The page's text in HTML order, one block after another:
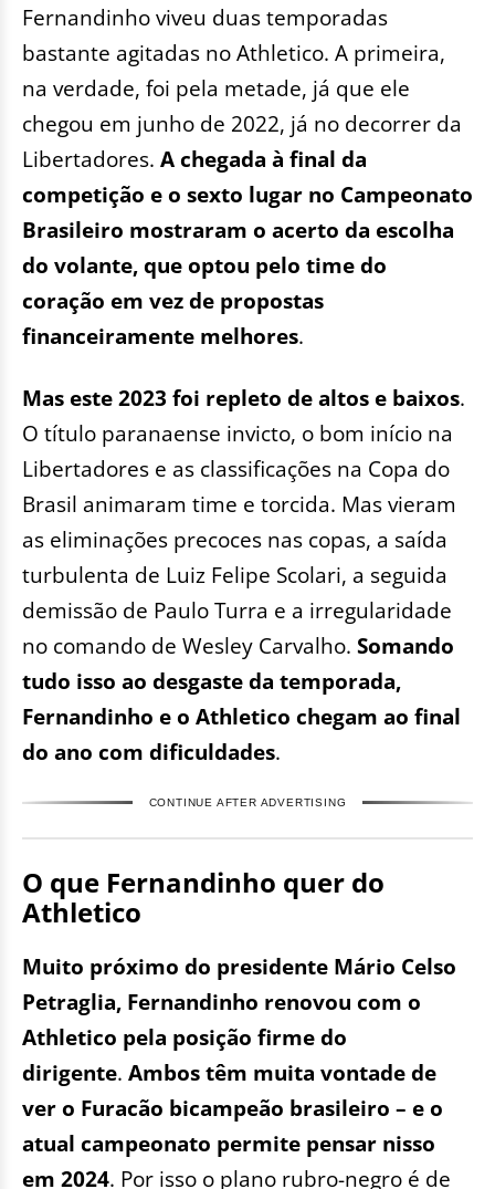
Fernandinho viveu duas temporadas
bastante agitadas no Athletico. A primeira,
na verdade, foi pela metade, já que ele
chegou em junho de 2022, já no decorrer da
Libertadores. A chegada à final da
competição e o sexto lugar no Campeonato
Brasileiro mostraram o acerto da escolha
do volante, que optou pelo time do
coração em vez de propostas
financeiramente melhores.
Mas este 2023 foi repleto de altos e baixos.
O título paranaense invicto, o bom início na
Libertadores e as classificações na Copa do
Brasil animaram time e torcida. Mas vieram
as eliminações precoces nas copas, a saída
turbulenta de Luiz Felipe Scolari, a seguida
demissão de Paulo Turra e a irregularidade
no comando de Wesley Carvalho. Somando
tudo isso ao desgaste da temporada,
Fernandinho e o Athletico chegam ao final
do ano com dificuldades.
CONTINUE AFTER ADVERTISING
O que Fernandinho quer do
Athletico
Muito próximo do presidente Mário Celso
Petraglia, Fernandinho renovou com o
Athletico pela posição firme do
dirigente. Ambos têm muita vontade de
ver o Furacão bicampeão brasileiro – e o
atual campeonato permite pensar nisso
em 2024. Por isso o plano rubro-negro é de